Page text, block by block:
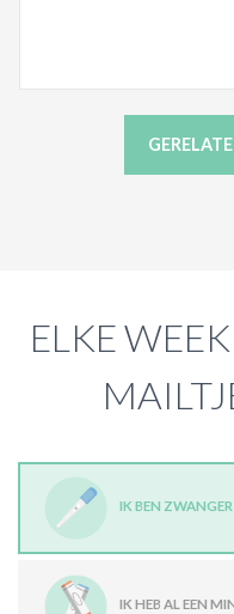
ELKE
IK BEN ZWANGER
IK HEB AL EEN